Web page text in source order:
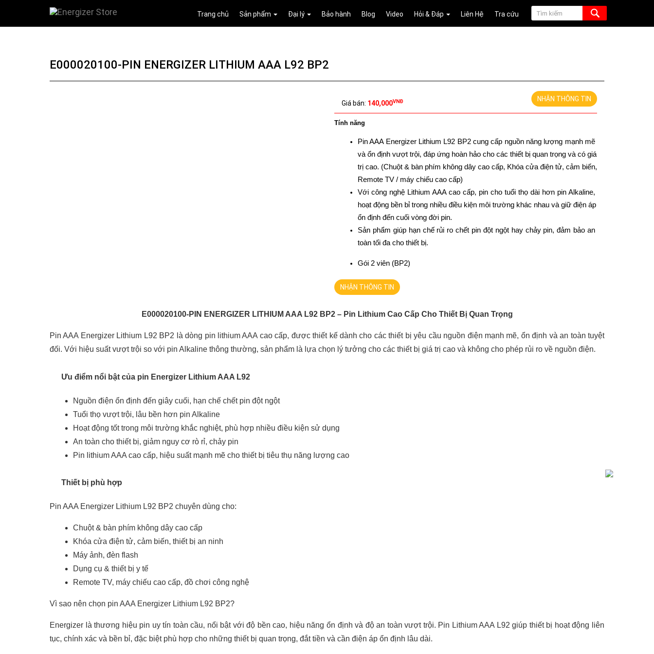
Trang chủ Sản phẩm Đại lý Bảo hành Blog Video Hỏi & Đáp Liên Hệ Tra cứu
E000020100-PIN ENERGIZER LITHIUM AAA L92 BP2
Giá bán: 140,000VNĐ NHẬN THÔNG TIN
Tính năng
Pin AAA Energizer Lithium L92 BP2 cung cấp nguồn năng lượng mạnh mẽ
và ổn định vượt trội, đáp ứng hoàn hảo cho các thiết bị quan trọng và có giá
trị cao. (Chuột & bàn phím không dây cao cấp, Khóa cửa điện tử, cảm biến,
Remote TV / máy chiếu cao cấp)
Với công nghệ Lithium AAA cao cấp, pin cho tuổi thọ dài hơn pin Alkaline,
hoạt động bền bỉ trong nhiều điều kiện môi trường khác nhau và giữ điện áp
ổn định đến cuối vòng đời pin.
Sản phẩm giúp hạn chế rủi ro chết pin đột ngột hay chảy pin, đảm bảo an
toàn tối đa cho thiết bị.
Gói 2 viên (BP2)
NHẬN THÔNG TIN
E000020100-PIN ENERGIZER LITHIUM AAA L92 BP2 – Pin Lithium Cao Cấp Cho Thiết Bị Quan Trọng
Pin AAA Energizer Lithium L92 BP2 là dòng pin lithium AAA cao cấp, được thiết kế dành cho các thiết bị yêu cầu nguồn điện mạnh mẽ, ổn định và an toàn tuyệt
đối. Với hiệu suất vượt trội so với pin Alkaline thông thường, sản phẩm là lựa chọn lý tưởng cho các thiết bị giá trị cao và không cho phép rủi ro về nguồn điện.
Ưu điểm nổi bật của pin Energizer Lithium AAA L92
Nguồn điện ổn định đến giây cuối, hạn chế chết pin đột ngột
Tuổi thọ vượt trội, lâu bền hơn pin Alkaline
Hoạt động tốt trong môi trường khắc nghiệt, phù hợp nhiều điều kiện sử dụng
An toàn cho thiết bị, giảm nguy cơ rò rỉ, chảy pin
Pin lithium AAA cao cấp, hiệu suất mạnh mẽ cho thiết bị tiêu thụ năng lượng cao
Thiết bị phù hợp
Pin AAA Energizer Lithium L92 BP2 chuyên dùng cho:
Chuột & bàn phím không dây cao cấp
Khóa cửa điện tử, cảm biến, thiết bị an ninh
Máy ảnh, đèn flash
Dụng cụ & thiết bị y tế
Remote TV, máy chiếu cao cấp, đồ chơi công nghệ
Vì sao nên chọn pin AAA Energizer Lithium L92 BP2?
Energizer là thương hiệu pin uy tín toàn cầu, nổi bật với độ bền cao, hiệu năng ổn định và độ an toàn vượt trội. Pin Lithium AAA L92 giúp thiết bị hoạt động liên
tục, chính xác và bền bỉ, đặc biệt phù hợp cho những thiết bị quan trọng, đắt tiền và cần điện áp ổn định lâu dài.